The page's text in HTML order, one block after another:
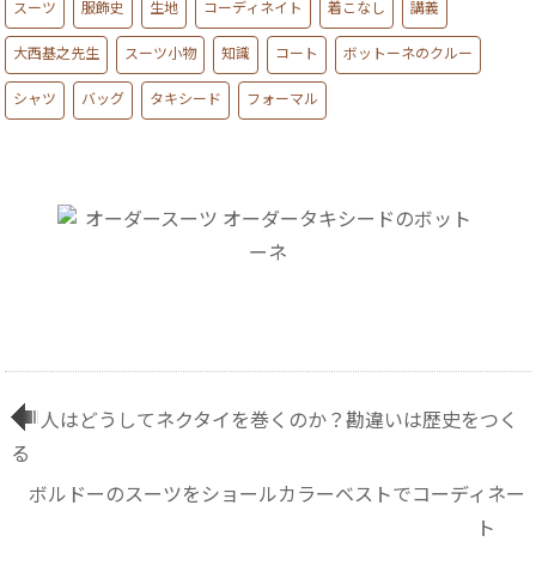
スーツ 服飾史 生地 コーディネイト 着こなし 講義
大西基之先生 スーツ小物 知識 コート ボットーネのクルー
シャツ バッグ タキシード フォーマル
人はどうしてネクタイを巻くのか？勘違いは歴史をつく
る
ボルドーのスーツをショールカラーベストでコーディネー
ト